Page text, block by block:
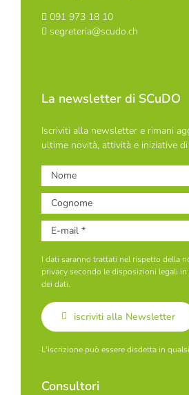
091 973 18 10
segreteria@scudo.ch
La newsletter di SCuDO
Iscriviti alla newsletter e rimani
ultime novità, attività e iniziative di
I dati saranno trattati nel rispetto della
privacy secondo le disposizioni legali
dei dati.
iscriviti alla Newsletter
L'iscrizione può essere disdetta in
Consultori